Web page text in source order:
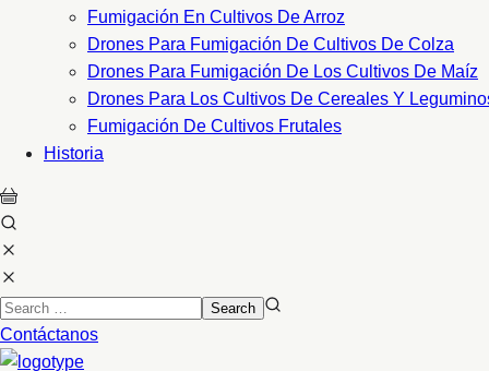
Fumigación En Cultivos De Arroz
Drones Para Fumigación De Cultivos De Colza
Drones Para Fumigación De Los Cultivos De Maíz
Drones Para Los Cultivos De Cereales Y
Fumigación De Cultivos Frutales
Historia
Contáctanos